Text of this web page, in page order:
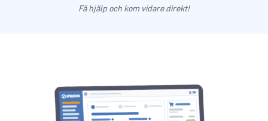
Få hjälp och kom vidare direkt!